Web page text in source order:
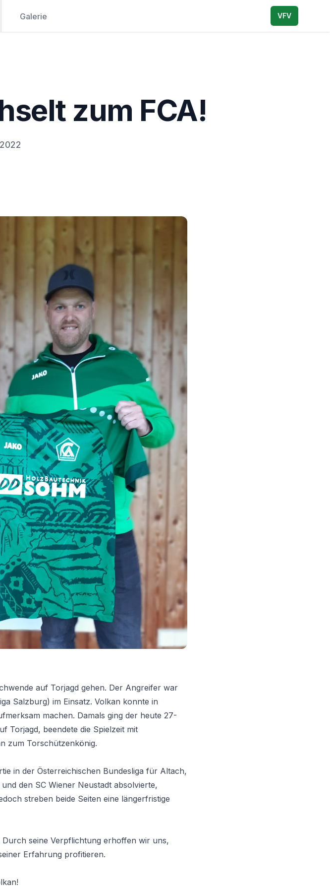
Galerie VFV
zum FCA!
auf Torjagd gehen. Der Angreifer war
Salzburg) im Einsatz. Volkan konnte in
machen. Damals ging der heute 27-
Torjagd, beendete die Spielzeit mit
zum Torschützenkönig.
in der Österreichischen Bundesliga für Altach,
den SC Wiener Neustadt absolvierte,
streben beide Seiten eine längerfristige
seine Verpflichtung erhoffen wir uns,
Erfahrung profitieren.